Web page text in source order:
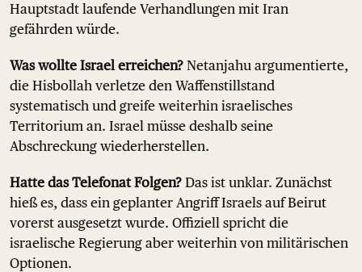
Hauptstadt laufende Verhandlungen mit Iran
gefährden würde.
Was wollte Israel erreichen? Netanjahu argumentierte,
die Hisbollah verletze den Waffenstillstand
systematisch und greife weiterhin israelisches
Territorium an. Israel müsse deshalb seine
Abschreckung wiederherstellen.
Hatte das Telefonat Folgen? Das ist unklar. Zunächst
hieß es, dass ein geplanter Angriff Israels auf Beirut
vorerst ausgesetzt wurde. Offiziell spricht die
israelische Regierung aber weiterhin von militärischen
Optionen.